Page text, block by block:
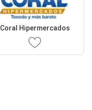
Coral Hipermercados